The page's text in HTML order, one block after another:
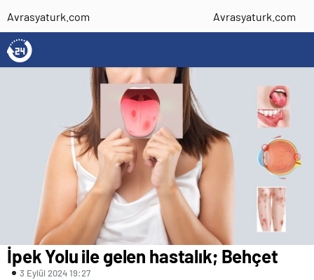
Avrasyaturk.com Avrasyaturk.com
İpek Yolu ile gelen hastalık; Behçet
3 Eylül 2024 19:27